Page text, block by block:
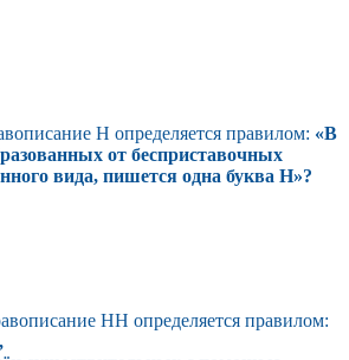
Н определяется правилом: «В
от бесприставочных
вида, пишется одна буква Н»?
НН определяется правилом: